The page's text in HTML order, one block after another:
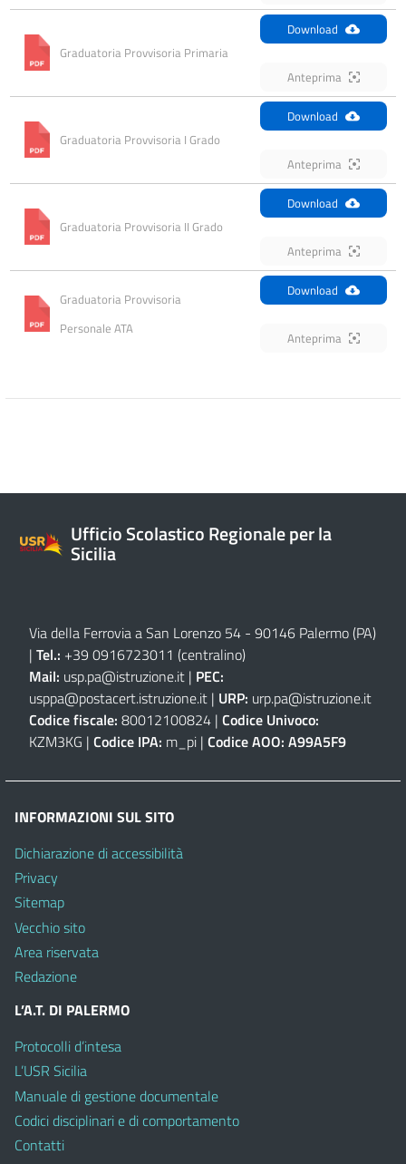
Graduatoria Provvisoria Primaria
Download
Anteprima
Graduatoria Provvisoria I Grado
Download
Anteprima
Graduatoria Provvisoria II Grado
Download
Anteprima
Graduatoria Provvisoria
Personale ATA
Download
Anteprima
Ufficio Scolastico Regionale per la
Sicilia
Via della Ferrovia a San Lorenzo 54 - 90146 Palermo (PA)
| Tel.: +39 0916723011 (centralino)
Mail: usp.pa@istruzione.it | PEC:
usppa@postacert.istruzione.it | URP: urp.pa@istruzione.it
Codice fiscale: 80012100824 | Codice Univoco:
KZM3KG | Codice IPA: m_pi | Codice AOO: A99A5F9
INFORMAZIONI SUL SITO
Dichiarazione di accessibilità
Privacy
Sitemap
Vecchio sito
Area riservata
Redazione
L’A.T. DI PALERMO
Protocolli d’intesa
L’USR Sicilia
Manuale di gestione documentale
Codici disciplinari e di comportamento
Contatti